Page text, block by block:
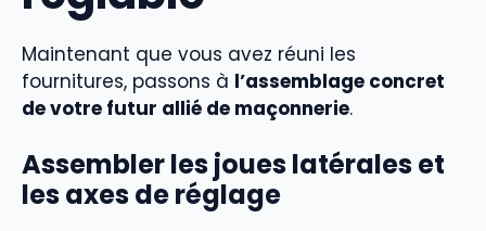
Maintenant que vous avez réuni les
fournitures, passons à l’assemblage concret
de votre futur allié de maçonnerie.
Assembler les joues latérales et
les axes de réglage